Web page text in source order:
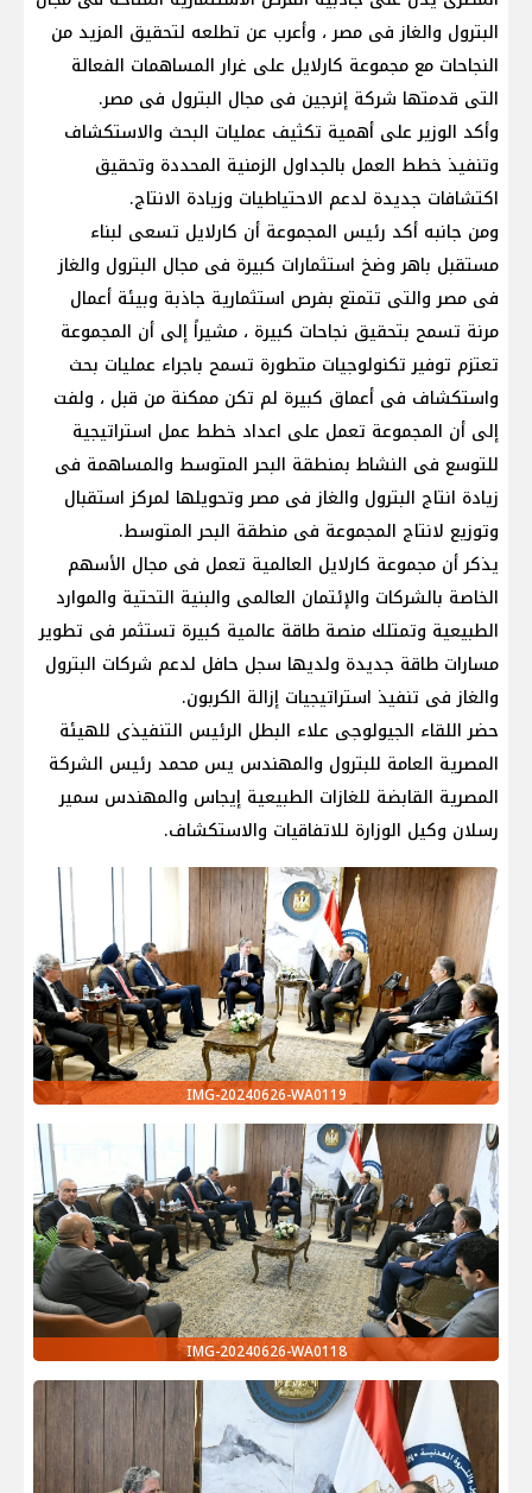
البترول والغاز فى مصر ، وأعرب عن تطلعه لتحقيق المزيد من
النجاحات مع مجموعة كارلايل على غرار المساهمات الفعالة
التى قدمتها شركة إنرجين فى مجال البترول فى مصر.
وأكد الوزير على أهمية تكثيف عمليات البحث والاستكشاف
وتنفيذ خطط العمل بالجداول الزمنية المحددة وتحقيق
اكتشافات جديدة لدعم الاحتياطيات وزيادة الانتاج.
ومن جانبه أكد رئيس المجموعة أن كارلايل تسعى لبناء
مستقبل باهر وضخ استثمارات كبيرة فى مجال البترول والغاز
فى مصر والتى تتمتع بفرص استثمارية جاذبة وبيئة أعمال
مرنة تسمح بتحقيق نجاحات كبيرة ، مشيراً إلى أن المجموعة
تعتزم توفير تكنولوجيات متطورة تسمح باجراء عمليات بحث
واستكشاف فى أعماق كبيرة لم تكن ممكنة من قبل ، ولفت
إلى أن المجموعة تعمل على اعداد خطط عمل استراتيجية
للتوسع فى النشاط بمنطقة البحر المتوسط والمساهمة فى
زيادة انتاج البترول والغاز فى مصر وتحويلها لمركز استقبال
وتوزيع لانتاج المجموعة فى منطقة البحر المتوسط.
يذكر أن مجموعة كارلايل العالمية تعمل فى مجال الأسهم
الخاصة بالشركات والإئتمان العالمى والبنية التحتية والموارد
الطبيعية وتمتلك منصة طاقة عالمية كبيرة تستثمر فى تطوير
مسارات طاقة جديدة ولديها سجل حافل لدعم شركات البترول
والغاز فى تنفيذ استراتيجيات إزالة الكربون.
حضر اللقاء الجيولوجى علاء البطل الرئيس التنفيذى للهيئة
المصرية العامة للبترول والمهندس يس محمد رئيس الشركة
المصرية القابضة للغازات الطبيعية إيجاس والمهندس سمير
رسلان وكيل الوزارة للاتفاقيات والاستكشاف.
IMG-20240626-WA0119
IMG-20240626-WA0118